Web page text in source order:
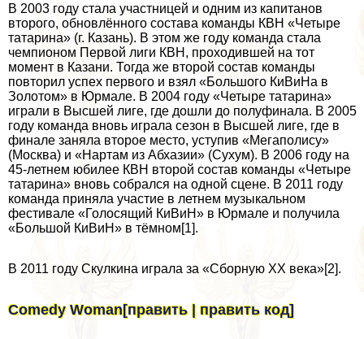
В 2003 году стала участницей и одним из капитанов
второго, обновлённого состава комaнды КВН «Четыре
татарина» (г. Казань). В этом же году комaнда стала
чемпионом Первой лиги КВН, проходившей на тот
момент в Казани. Тогда же второй состав комaнды
повторил успех первого и взял «Большого КиВиНа в
Золотом» в Юрмале. В 2004 году «Четыре татарина»
играли в Высшей лиге, где дошли до полуфинала. В 2005
году комaнда вновь играла сезон в Высшей лиге, где в
финале заняла второе место, уступив «Мегаполису»
(Москва) и «Нартам из Абхазии» (Сухум). В 2006 году на
45-летнем юбилее КВН второй состав комaнды «Четыре
татарина» вновь собрался на одной сцене. В 2011 году
комaнда приняла участие в летнем музыкальном
фестивале «Голосящий КиВиН» в Юрмале и получила
«Большой КиВиН» в тёмном[1].
В 2011 году Скулкина играла за «Сборную XX века»[2].
Comedy Woman[править | править код]